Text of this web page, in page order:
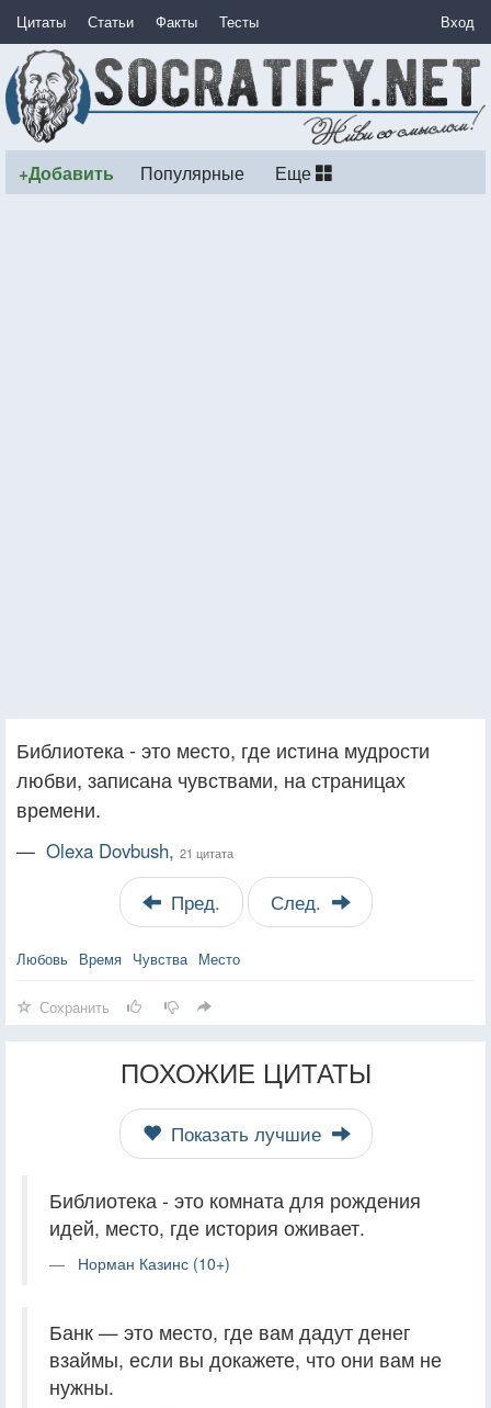
Цитаты Статьи Факты Тесты Вход
+Добавить Популярные Еще
Библиотека - это место, где истина мудрости
любви, записана чувствами, на страницах
времени.
— Olexa Dovbush, 21 цитата
Пред. След.
Любовь Время Чувства Место
Сохранить
ПОХОЖИЕ ЦИТАТЫ
Показать лучшие
Библиотека - это комната для рождения
идей, место, где история оживает.
Норман Казинс (10+)
Банк — это место, где вам дадут денег
взаймы, если вы докажете, что они вам не
нужны.